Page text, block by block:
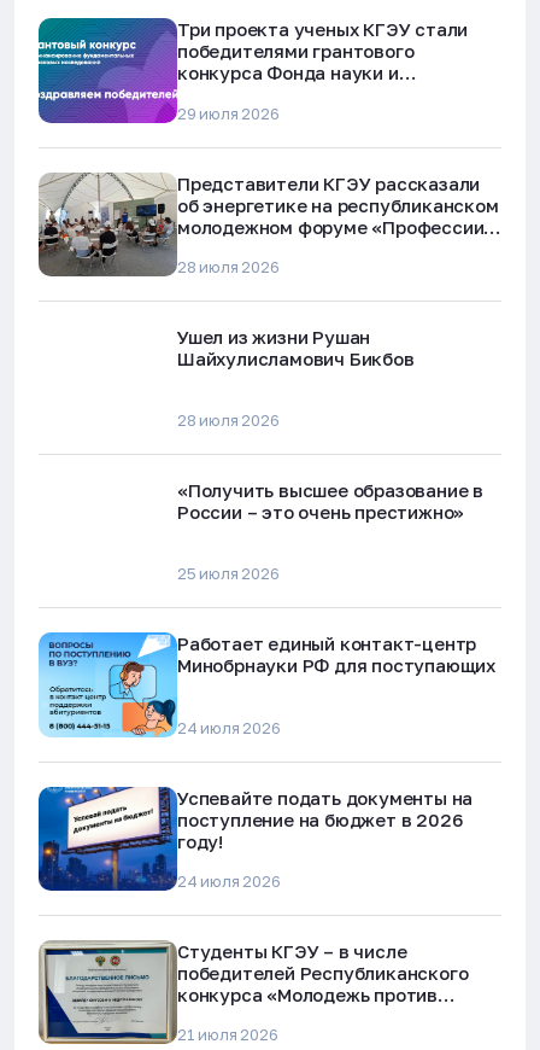
Три проекта ученых КГЭУ стали
победителями грантового
конкурса Фонда науки и
29 июля 2026
Представители КГЭУ рассказали
об энергетике на республиканском
молодежном форуме «Профессии
28 июля 2026
Ушел из жизни Рушан
Шайхулисламович Бикбов
28 июля 2026
«Получить высшее образование в
России – это очень престижно»
25 июля 2026
Работает единый контакт-центр
Минобрнауки РФ для поступающих
24 июля 2026
Успевайте подать документы на
поступление на бюджет в 2026
году!
24 июля 2026
Студенты КГЭУ – в числе
победителей Республиканского
конкурса «Молодежь против
мошенничества»
21 июля 2026